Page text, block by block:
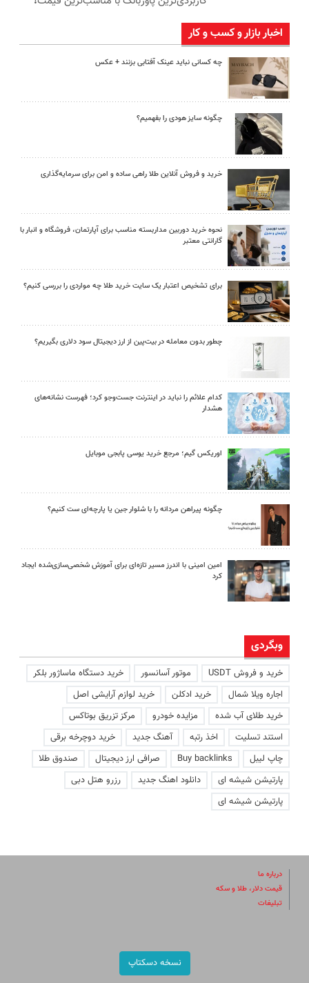
اخبار بازار و کسب و کار
چه کسانی نباید عینک آفتابی بزنند + عکس
چگونه سایز هودی را بفهمیم؟
خرید و فروش آنلاین طلا راهی ساده و امن برای سرمایه‌گذاری
نحوه خرید دوربین مداربسته مناسب برای آپارتمان، فروشگاه و انبار با
گارانتی معتبر
برای تشخیص اعتبار یک سایت خرید طلا چه مواردی را بررسی کنیم؟
چطور بدون معامله در بیت‌پین از ارز دیجیتال سود دلاری بگیریم؟
کدام علائم را نباید در اینترنت جست‌وجو کرد؛ فهرست نشانه‌های
هشدار
اوریکس گیم؛ مرجع خرید یوسی پابجی موبایل
چگونه پیراهن مردانه را با شلوار جین یا پارچه‌ای ست کنیم؟
امین امینی با اندرز مسیر تازه‌ای برای آموزش شخصی‌سازی‌شده ایجاد
کرد
وبگردی
خرید و فروش USDT موتور آسانسور
خرید دستگاه ماساژور بلکر
اجاره ویلا شمال
خرید ادکلن
خرید لوازم آرایشی اصل
خرید طلای آب شده
مزایده خودرو
مرکز تزریق بوتاکس
استند تسلیت
اخذ رتبه آهنگ جدید
خرید دوچرخه برقی
چاپ لیبل
Buy backlinks صرافی ارز دیجیتال
صندوق طلا
پارتیشن شیشه ای
دانلود اهنگ جدید
رزرو هتل دبی
پارتیشن شیشه ای
درباره ما
قیمت دلار، طلا و سکه
تبلیغات
نسخه دسکتاپ